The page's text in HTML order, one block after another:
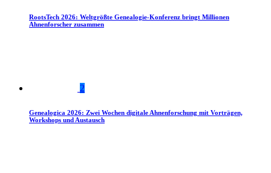
RootsTech 2026: Weltgrößte Genealogie-Konferenz bringt Millionen
Ahnenforscher zusammen
2
Genealogica 2026: Zwei Wochen digitale Ahnenforschung mit Vorträgen,
Workshops und Austausch